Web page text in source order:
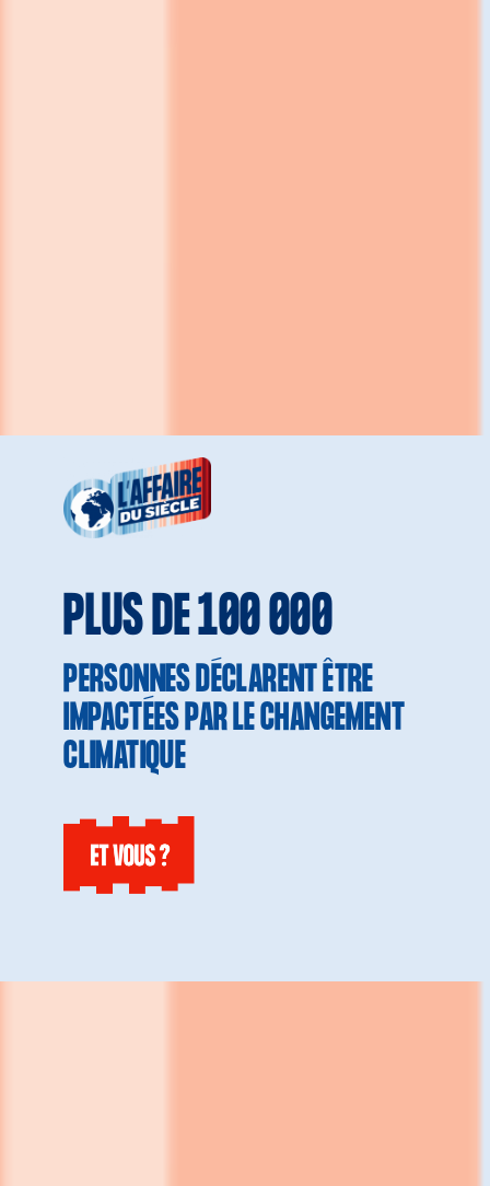
PLUS DE 100 000
PERSONNES DÉCLARENT ÊTRE
IMPACTÉES PAR LE CHANGEMENT
CLIMATIQUE